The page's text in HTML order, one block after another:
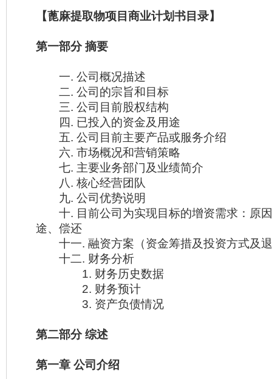
【蓖麻提取物项目商业计划书目录】
第一部分 摘要
一. 公司概况描述
二. 公司的宗旨和目标
三. 公司目前股权结构
四. 已投入的资金及用途
五. 公司目前主要产品或服务介绍
六. 市场概况和营销策略
七. 主要业务部门及业绩简介
八. 核心经营团队
九. 公司优势说明
十. 目前公司为实现目标的增资需求：原
途、偿还
十一. 融资方案（资金筹措及投资方式及
十二. 财务分析
1. 财务历史数据
2. 财务预计
3. 资产负债情况
第二部分 综述
第一章 公司介绍